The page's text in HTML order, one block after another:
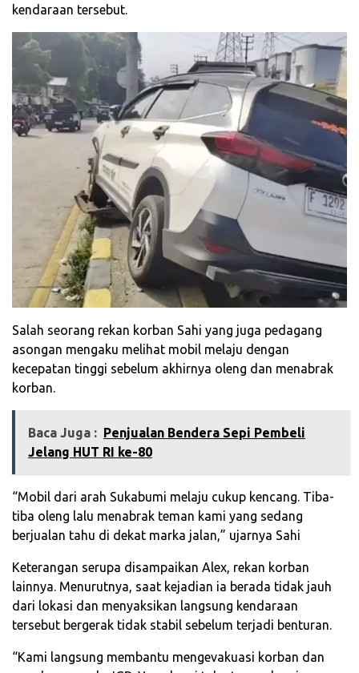
kendaraan tersebut.
Salah seorang rekan korban Sahi yang juga pedagang
asongan mengaku melihat mobil melaju dengan
kecepatan tinggi sebelum akhirnya oleng dan menabrak
korban.
Baca Juga : ‎Penjualan Bendera Sepi Pembeli
Jelang HUT RI ke-80‎
“Mobil dari arah Sukabumi melaju cukup kencang. Tiba-
tiba oleng lalu menabrak teman kami yang sedang
berjualan tahu di dekat marka jalan,” ujarnya Sahi
Keterangan serupa disampaikan Alex, rekan korban
lainnya. Menurutnya, saat kejadian ia berada tidak jauh
dari lokasi dan menyaksikan langsung kendaraan
tersebut bergerak tidak stabil sebelum terjadi benturan.
“Kami langsung membantu mengevakuasi korban dan